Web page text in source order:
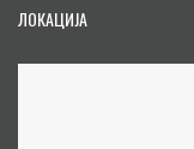
ЛОКАЦИЈА